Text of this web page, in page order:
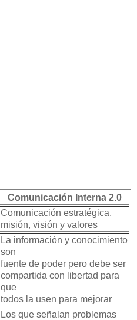
Comunicación Interna 2.0
Comunicación estratégica,
misión, visión y valores
La información y conocimiento
son
fuente de poder pero debe ser
compartida con libertad para
que
todos la usen para mejorar
Los que señalan problemas